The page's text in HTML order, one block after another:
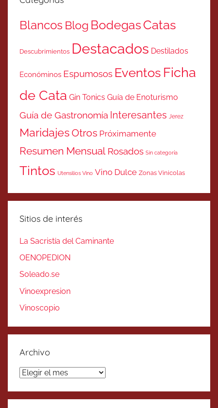
Blancos Blog BodegasCatas
Descubrimientos Destacados Destilados
Económinos Espumosos Eventos Ficha
de Cata Gin Tonics Guía de Enoturismo
Guía de Gastronomía Interesantes Jerez
MaridajesOtros Próximamente
Resumen Mensual Rosados Sin categoría
Tintos Utensilios Vino Vino Dulce Zonas Vinicolas
Sitios de interés
La Sacristía del Caminante
OENOPEDION
Soleado.se
Vinoexpresion
Vinoscopio
Archivo
Archivo